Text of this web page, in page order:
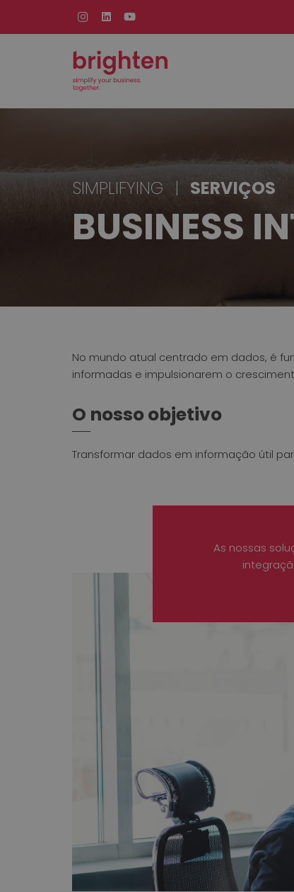
SIMPLIFYING | SERVIÇOS
BUSINESS
No mundo atual centrado em dados, é
informadas e impulsionarem o
O nosso objetivo
Transformar dados em informação útil
As nossas